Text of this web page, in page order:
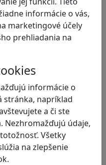
informácie o vás,
marketingové účely
prehliadania na
informácie o
stránka, napríklad
a či ste
Nezhromažďujú údaje,
Všetky
na zlepšenie
sa do
siahala až po
ktorá ponúka…